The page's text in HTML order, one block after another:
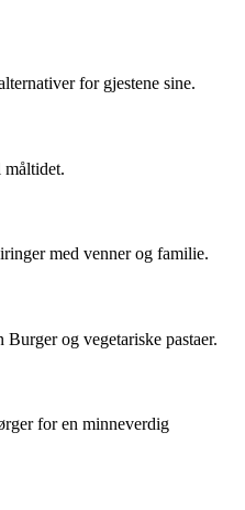
for gjestene sine.
måltidet.
med venner og familie.
og vegetariske pastaer.
for en minneverdig